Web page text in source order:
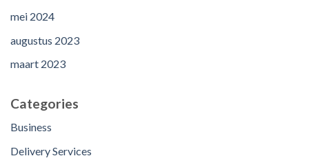
mei 2024
augustus 2023
maart 2023
Categories
Business
Delivery Services